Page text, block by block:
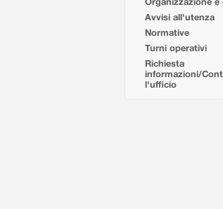
Avvisi all'utenza
Normative
Turni operativi
Richiesta
informazioni/
l'ufficio